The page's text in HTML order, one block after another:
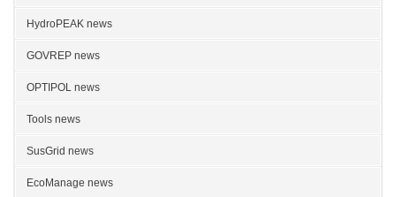
HydroPEAK news
GOVREP news
OPTIPOL news
Tools news
SusGrid news
EcoManage news